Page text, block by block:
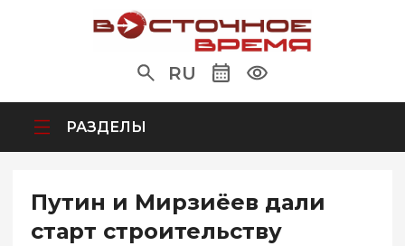
RU
РАЗДЕЛЫ
Путин и Мирзиёев дали
старт строительству